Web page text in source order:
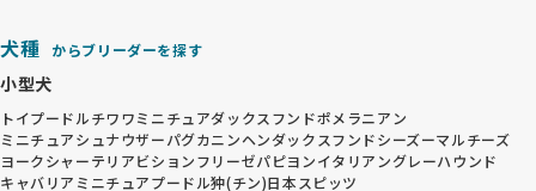
犬種 からブリーダーを探す
小型犬
トイプードルチワワミニチュアダックスフンドポメラニアン
ミニチュアシュナウザーパグカニンヘンダックスフンドシーズーマルチーズ
ヨークシャーテリアビションフリーゼパピヨンイタリアングレーハウンド
キャバリア ミニチュアプードル狆(チン)日本スピッツ